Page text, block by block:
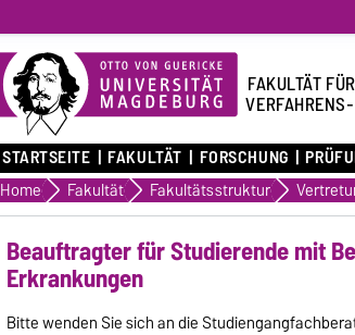
FAKULTÄT FÜR
STARTSEITE FAKULTÄT FORSCHUNG
Home Fakultät Fakultätsstruktur
Beauftragter für Studierende mit
Erkrankungen
Bitte wenden Sie sich an die